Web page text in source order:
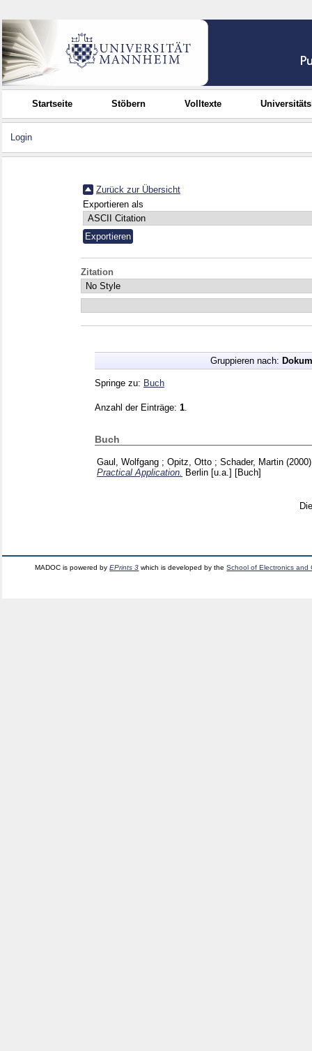
Startseite Stöbern Volltexte
Login
Zurück zur Übersicht
Exportieren als
Zitation
Gruppieren nach:
Springe zu: Buch
Anzahl der Einträge: 1
Buch
Gaul, Wolfgang ; Opitz, Otto ; Schader, Martin
Practical Application.
Berlin [u.a.] [Buch]
MADOC is powered byEPrints 3 which is developed by theSchool of Electronics and